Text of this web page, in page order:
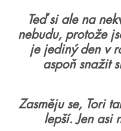
Teď si ale na
nebudu, protože
je jediný den v
aspoň snažit
Zasměju se, Tori
lepší. Jen asi